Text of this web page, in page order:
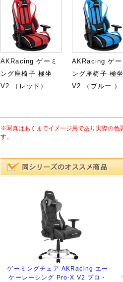
AKRacing ゲーミ
ング座椅子 極坐
V2 （レッド）
AKRacing ゲー
ング座椅子 極
V2 （ブルー ）
※写真はあくまでイメージ用であり実際の色
す。
ゲーミングチェア AKRacing エー
ケーレーシング Pro-X V2 プロ・